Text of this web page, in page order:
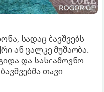
სადაც ბავშვებს
ან ცალკე მუშაობა.
და სასიამოვნო
თავი